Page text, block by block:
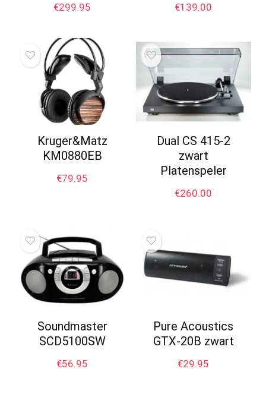
€299.95 €139.00
Kruger&Matz
KM0880EB
€79.95
Dual CS 415-2
zwart
Platenspeler
€260.00
Soundmaster
SCD5100SW
€56.95
Pure Acoustics
GTX-20B zwart
€29.95